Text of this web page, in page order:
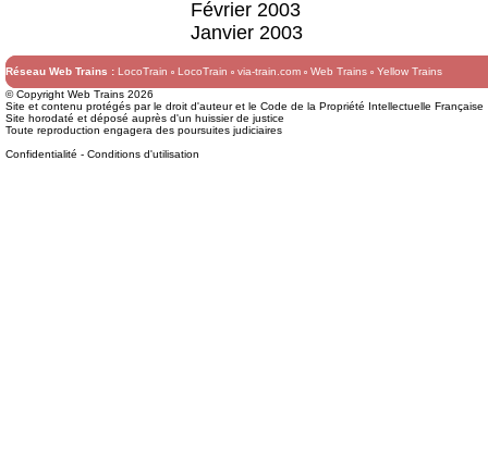
Février 2003
Janvier 2003
Réseau Web Trains : LocoTrain LocoTrain via-train.com Web Trains
Yellow Trains
© Copyright Web Trains 2026
Site et contenu protégés par le droit d'auteur et le Code de la Propriété Intellectuelle Française
Site horodaté et déposé auprès d'un huissier de justice
Toute reproduction engagera des poursuites judiciaires
Confidentialité - Conditions d'utilisation